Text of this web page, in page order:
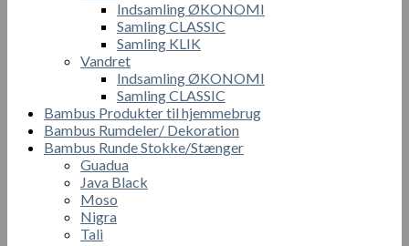
Indsamling ØKONOMI
Samling CLASSIC
Samling KLIK
Vandret
Indsamling ØKONOMI
Samling CLASSIC
Bambus Produkter til hjemmebrug
Bambus Rumdeler/ Dekoration
Bambus Runde Stokke/Stænger
Guadua
Java Black
Moso
Nigra
Tali